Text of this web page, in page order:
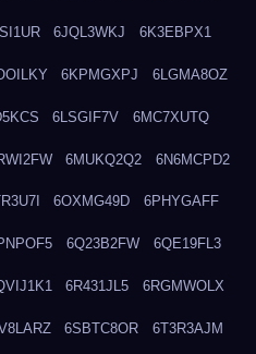
6JQL3WKJ 6K3EBPX1
6KPMGXPJ 6LGMA8OZ
6LSGIF7V 6MC7XUTQ
6MUKQ2Q2 6N6MCPD2
6OXMG49D 6PHYGAFF
6Q23B2FW 6QE19FL3
6R431JL5 6RGMWOLX
6SBTC8OR 6T3R3AJM